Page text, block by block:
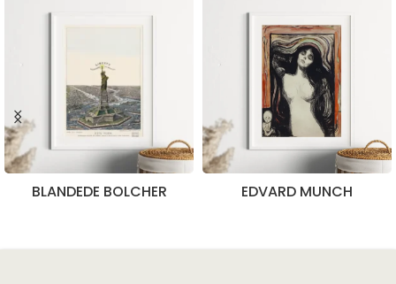
BLANDEDE BOLCHER EDVARD MUNCH